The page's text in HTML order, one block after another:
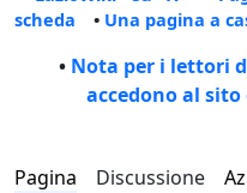
scheda • Una pagina a
• Nota per i lettori
accedono al
Pagina Discussione